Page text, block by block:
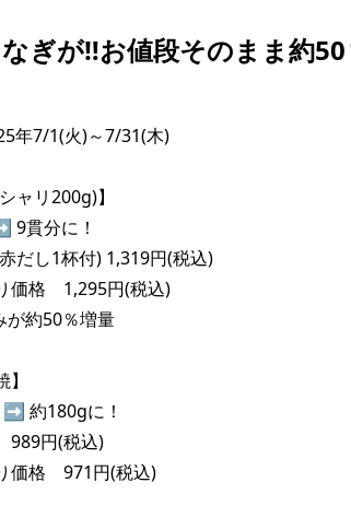
ぎが‼️お値段そのまま約
年7/1(火)～7/31(木)
ャリ200g)】
9貫分に！
だし1杯付) 1,319円(税込)
格　1,295円(税込)
約50％増量
約180gに！
989円(税込)
格　971円(税込)